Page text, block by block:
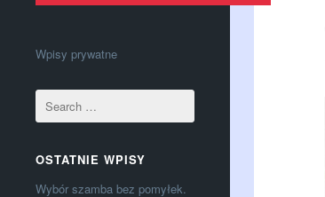
Wpisy prywatne
OSTATNIE WPISY
Wybór szamba bez pomyłek.